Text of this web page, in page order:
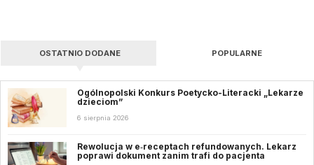
OSTATNIO DODANE POPULARNE
Ogólnopolski Konkurs Poetycko-Literacki „Lekarze
dzieciom”
6 sierpnia 2026
Rewolucja w e‑receptach refundowanych. Lekarz
poprawi dokument zanim trafi do pacjenta